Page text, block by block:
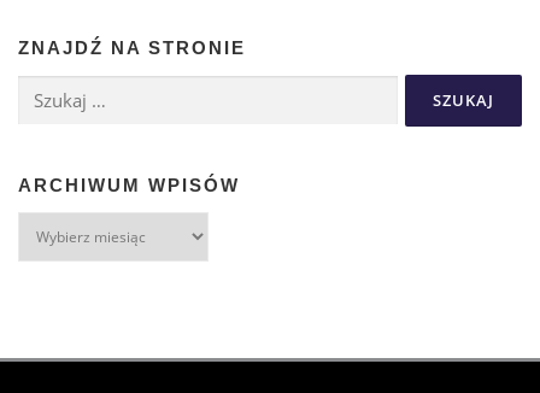
ZNAJDŹ NA STRONIE
ARCHIWUM WPISÓW